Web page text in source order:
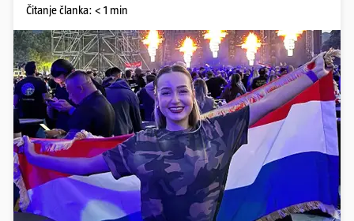
Čitanje članka: < 1 min